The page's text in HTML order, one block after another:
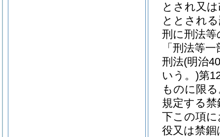
とされ又
ととされ
刑に刑法
「刑法等
刑法(明治
いう。)第
ものに限
規定する禁
下この項
役又は禁